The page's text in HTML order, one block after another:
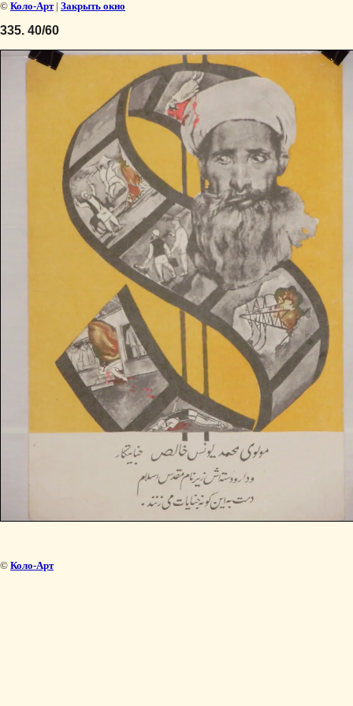
© Коло-Арт| Закрыть окно
335. 40/60
© Коло-Арт